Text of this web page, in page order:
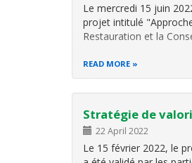
Le mercredi 15 juin
projet intitulé
Restauration et la
READ MORE
Stratégie de
22 April 2022
Le 15 février 2022, le